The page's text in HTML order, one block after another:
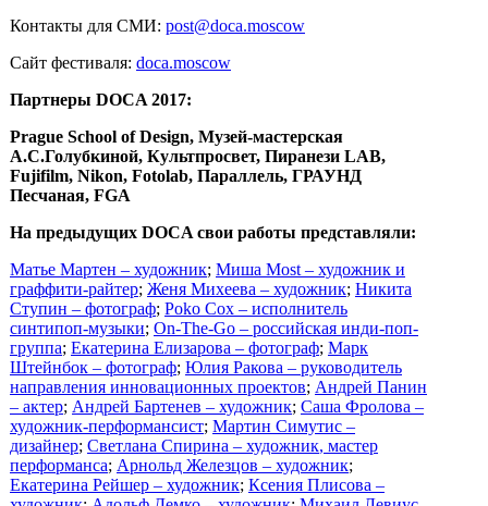
Контакты для СМИ: post@doca.moscow
Сайт фестиваля: doca.moscow
Партнеры DOCA 2017:
Prague School of Design, Музей-мастерская
А.С.Голубкиной, Культпросвет, Пиранези LAB,
Fujifilm, Nikon, Fotolab, Параллель, ГРАУНД
Песчаная, FGA
На предыдущих DOCA свои работы представляли:
Матье Мартен – художник; Миша Most – художник и
граффити-райтер; Женя Михеева – художник; Никита
Ступин – фотограф; Poko Cox – исполнитель
синтипоп-музыки; On-The-Go – российская инди-поп-
группа; Екатерина Елизарова – фотограф; Марк
Штейнбок – фотограф; Юлия Ракова – руководитель
направления инновационных проектов; Андрей Панин
– актер; Андрей Бартенев – художник; Саша Фролова –
художник-перформансист; Мартин Симутис –
дизайнер; Светлана Спирина – художник, мастер
перформанса; Арнольд Железцов – художник;
Екатерина Рейшер – художник; Ксения Плисова –